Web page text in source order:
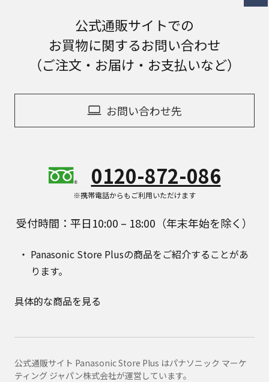
公式通販サイトでの
お買物に関するお問い合わせ
（ご注文・お届け・お支払いなど）
お問い合わせ先
0120-872-086
※携帯電話からもご利用いただけます
受付時間：平日10:00 – 18:00（年末年始を除く）
Panasonic Store Plusの商品をご紹介することがあ
ります。
具体的な商品を見る
公式通販サイト Panasonic Store Plus はパナソニック マーケ
ティング ジャパン株式会社が運営しています。